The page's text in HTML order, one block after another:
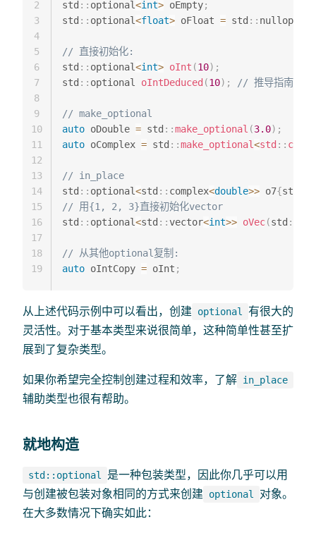
std :: optional<int> oEmpty;
std :: optional<float> oFloat = std :: nullopt
// 直接初始化:
std :: optional<int> oInt (10) ;
std :: optional oIntDeduced (10) ; // 推导指南
// make_optional
auto oDouble = std ::make_optional (3.0) ;
auto oComplex = std ::make_optional<std ::
// in_place
std :: optional<std :: complex<double>> o7{std
// 用{1, 2, 3}直接初始化vector
std :: optional<std ::vector<int>> oVec(std ::
// 从其他optional复制:
auto oIntCopy = oInt ;
2
3
4
5
6
7
8
9
10
11
12
13
14
15
16
17
18
19
从上述代码示例中可以看出，创建 optional
有很大的
灵活性。对于基本类型来说很简单，这种简单性甚至扩
展到了复杂类型。
如果你希望完全控制创建过程和效率，了解 in_place
辅助类型也很有帮助。
就地构造
std::optional
是一种包装类型，因此你几乎可以用
与创建被包装对象相同的方式来创建 optional
对象。
在大多数情况下确实如此：